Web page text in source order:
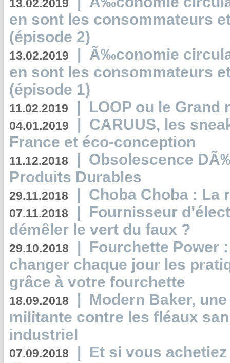
13.02.2019
en sont les consommateurs
(épisode 2)
13.02.2019 | Ã‰conomie
en sont les consommateurs
(épisode 1)
11.02.2019 | LOOP ou le Grand
04.01.2019 | CARUUS, les
France et éco-conception
11.12.2018 | Obsolescence
Produits Durables
29.11.2018 | Choba Choba : La
07.11.2018 | Fournisseur
démêler le vert du faux ?
29.10.2018 | Fourchette Power
changer chaque jour les
grâce à votre fourchette
18.09.2018 | Modern Baker,
militante contre les fléaux
industriel
07.09.2018 | Et si vous